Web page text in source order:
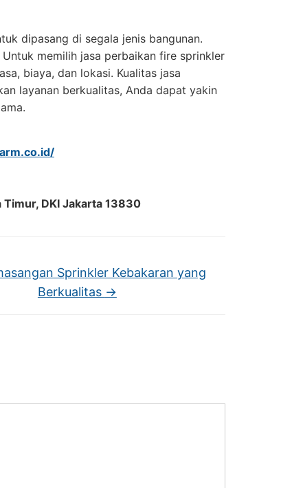
dipasang di segala jenis bangunan.
memilih jasa perbaikan fire sprinkler
biaya, dan lokasi. Kualitas jasa
layanan berkualitas, Anda dapat yakin
Timur, DKI Jakarta 13830
Sprinkler Kebakaran yang
Berkualitas →